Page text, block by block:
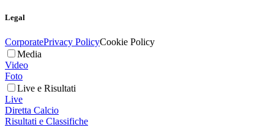
Legal
CorporatePrivacy PolicyCookie Policy
Media
Video
Foto
Live e Risultati
Live
Diretta Calcio
Risultati e Classifiche